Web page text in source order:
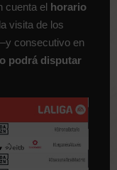
cuenta el horario
visita de los
–y consecutivo en
podrá disputar